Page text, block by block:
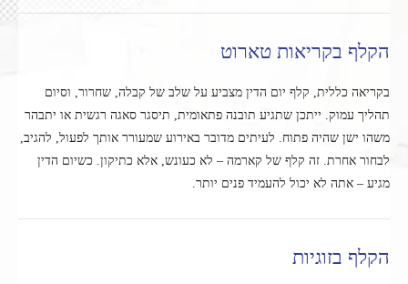
הקלף בקריאות טארוט
בקריאה כללית, קלף יום הדין מצביע על שלב של קבלה, שחרור, וסיום
תהליך עמוק. ייתכן שתגיע תובנה פתאומית, תיסגר סאגה רגשית או יתבהר
משהו ישן שהיה פתוח. לעיתים מדובר באירוע שמעורר אותך לפעול, להגיב,
לבחור אחרת. זה קלף של קארמה – לא כעונש, אלא כתיקון. כשיום הדין
מגיע – אתה לא יכול להעמיד פנים יותר.
הקלף בזוגיות